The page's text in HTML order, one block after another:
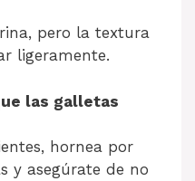
pero la textura
ligeramente.
las galletas
hornea por
y asegúrate de no